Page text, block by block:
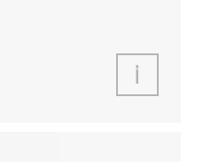
i